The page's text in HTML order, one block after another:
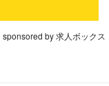
sponsored by 求人ボックス